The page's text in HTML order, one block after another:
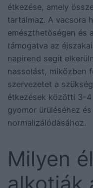
étkezése, amely
tartalmaz. A vacsora
emészthetőségen és
támogatva az
napirend segít
nassolást, miközben
szervezetet a
étkezések közötti 3-
gyomor ürüléséhez
normalizálódásához.
Milyen